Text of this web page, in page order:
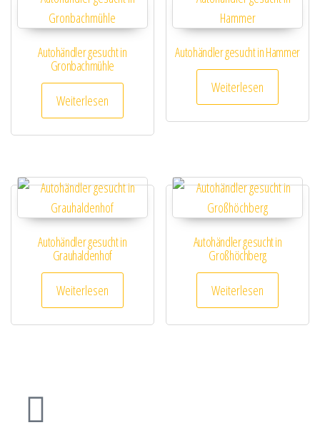
Autohändler gesucht in
Gronbachmühle
Weiterlesen
Autohändler gesucht in Hammer
Weiterlesen
Autohändler gesucht in
Grauhaldenhof
Weiterlesen
Autohändler gesucht in
Großhöchberg
Weiterlesen